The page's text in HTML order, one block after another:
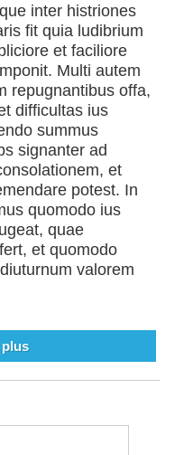
inter histriones
fit quia ludibrium
et faciliore
Multi autem
repugnantibus offa,
difficultas ius
summus
signanter ad
et
potest. In
quomodo ius
quae
et quomodo
valorem
plus